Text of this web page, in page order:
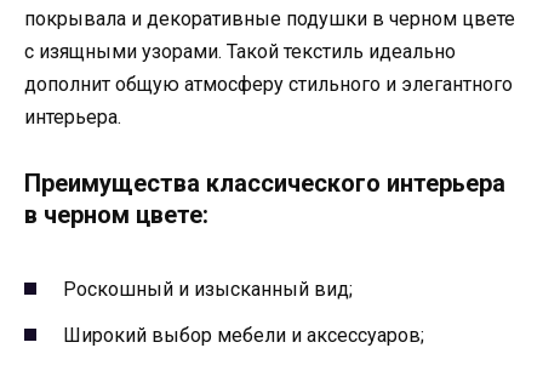
покрывала и декоративные подушки в черном цвете
с изящными узорами. Такой текстиль идеально
дополнит общую атмосферу стильного и элегантного
интерьера.
Преимущества классического интерьера
в черном цвете:
Роскошный и изысканный вид;
Широкий выбор мебели и аксессуаров;